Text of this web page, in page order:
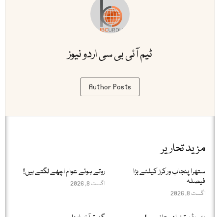
ٹیم آئی بی سی اردو نیوز
Author Posts
مزید تحاریر
ستھرا پنجاب ورکرز کیلئے بڑا
فیصلہ
اگست 8, 2026
روتے ہوئے عوام اچھے لگتے ہیں!
اگست 8, 2026